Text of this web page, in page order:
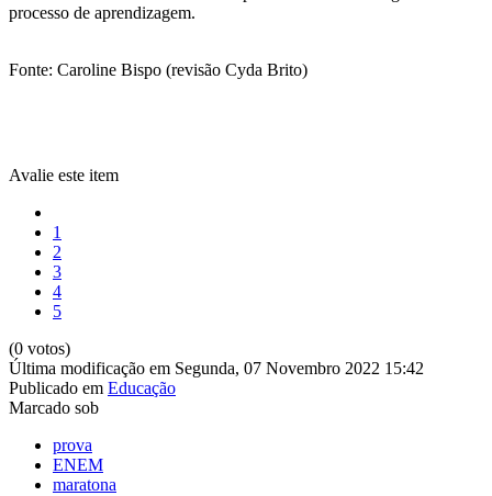
processo de aprendizagem.
Fonte: Caroline Bispo (revisão Cyda Brito)
Avalie este item
1
2
3
4
5
(0 votos)
Última modificação em Segunda, 07 Novembro 2022 15:42
Publicado em Educação
Marcado sob
prova
ENEM
maratona